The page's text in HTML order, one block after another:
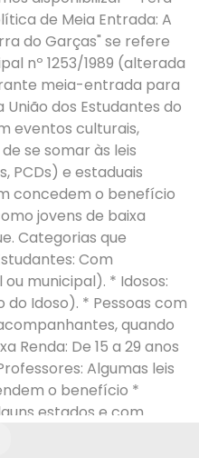
de Meia Entrada: A
do Garças" se refere
nº 1253/1989 (alterada
meia-entrada para
dos Estudantes do
eventos culturais,
se somar às leis
PCDs) e estaduais
concedem o benefício
jovens de baixa
Categorias que
Com
municipal). * Idosos:
Idoso). * Pessoas com
quando
Renda: De 15 a 29 anos
Algumas leis
o benefício *
estados e com